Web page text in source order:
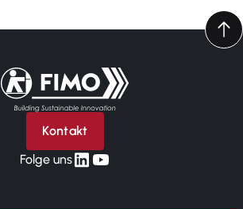
Zurück zur Startseite
Kontakt
Folge unslinkedin
yt